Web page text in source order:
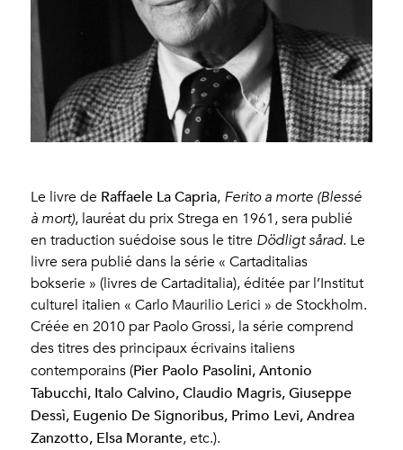
Le livre de Raffaele La Capria, Ferito a morte (Blessé
à mort), lauréat du prix Strega en 1961, sera publié
en traduction suédoise sous le titre Dödligt sårad. Le
livre sera publié dans la série « Cartaditalias
bokserie » (livres de Cartaditalia), éditée par l’Institut
culturel italien « Carlo Maurilio Lerici » de Stockholm.
Créée en 2010 par Paolo Grossi, la série comprend
des titres des principaux écrivains italiens
contemporains (Pier Paolo Pasolini, Antonio
Tabucchi, Italo Calvino, Claudio Magris, Giuseppe
Dessì, Eugenio De Signoribus, Primo Levi, Andrea
Zanzotto, Elsa Morante, etc.).